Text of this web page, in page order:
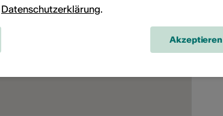
Datenschutzerklärung.
Akzeptieren